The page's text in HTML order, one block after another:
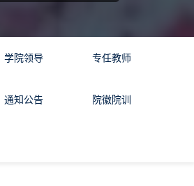
学院领导 专任教师
通知公告 院徽院训